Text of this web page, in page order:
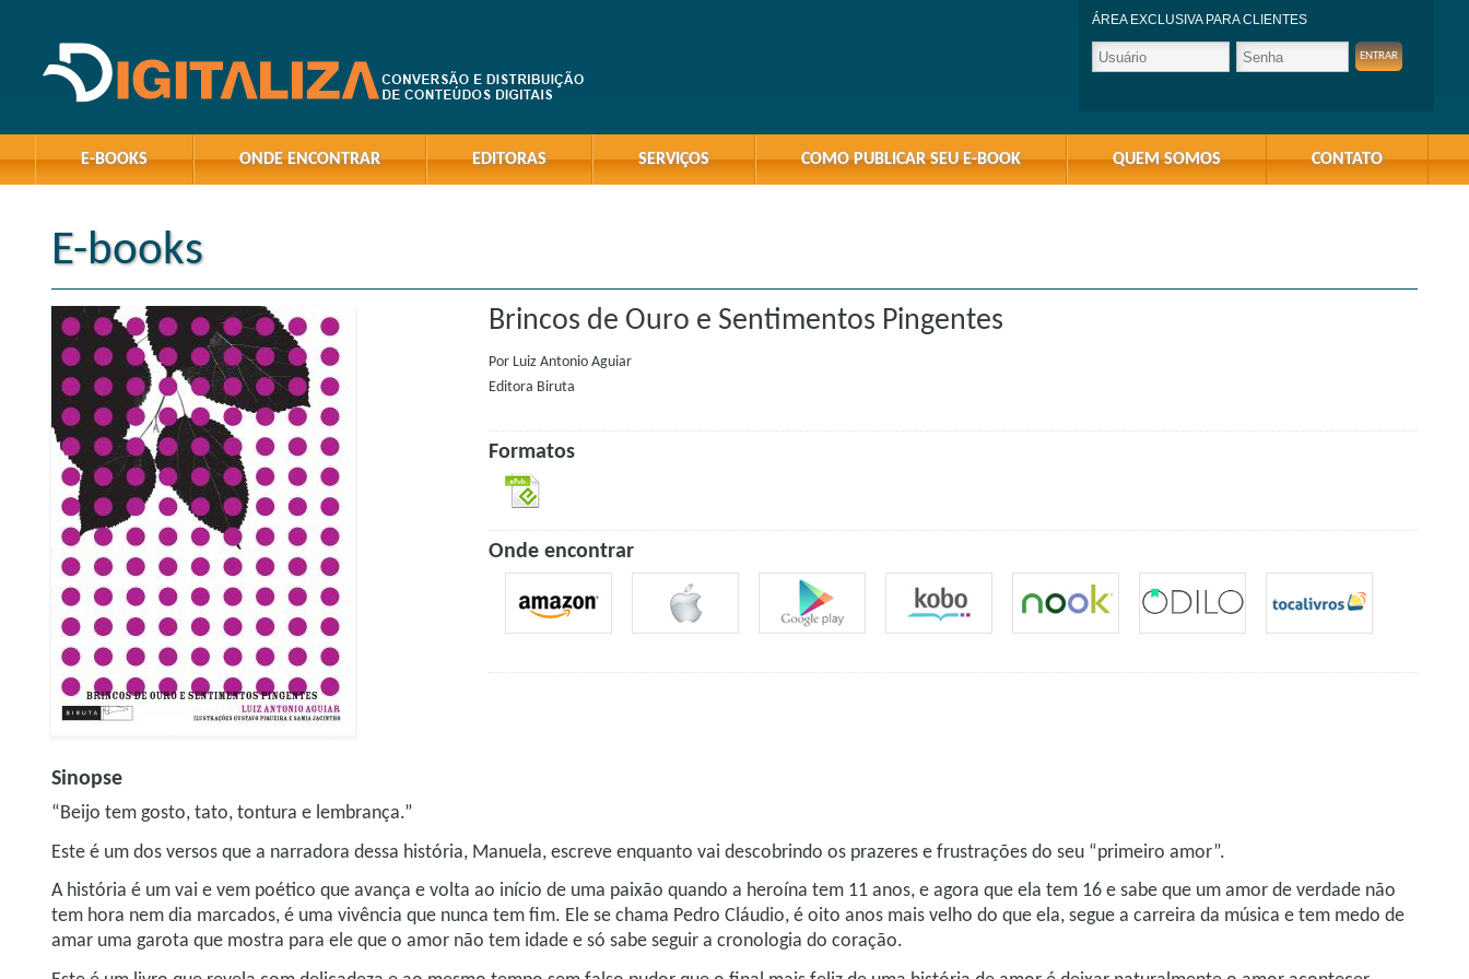
ÁREA EXCLUSIVA PARA CLIENTES
E-BOOKS ONDE ENCONTRAR EDITORAS SERVIÇOS COMO PUBLICAR SEU E-BOOK QUEM SOMOS CONTATO
E-books
Brincos de Ouro e Sentimentos Pingentes
Por Luiz Antonio Aguiar
Editora Biruta
Formatos
Onde encontrar
Sinopse
“Beijo tem gosto, tato, tontura e lembrança.”
Este é um dos versos que a narradora dessa história, Manuela, escreve enquanto vai descobrindo os prazeres e frustrações do seu “primeiro amor”.
A história é um vai e vem poético que avança e volta ao início de uma paixão quando a heroína tem 11 anos, e agora que ela tem 16 e sabe que um amor de verdade não
tem hora nem dia marcados, é uma vivência que nunca tem fim. Ele se chama Pedro Cláudio, é oito anos mais velho do que ela, segue a carreira da música e tem medo de
amar uma garota que mostra para ele que o amor não tem idade e só sabe seguir a cronologia do coração.